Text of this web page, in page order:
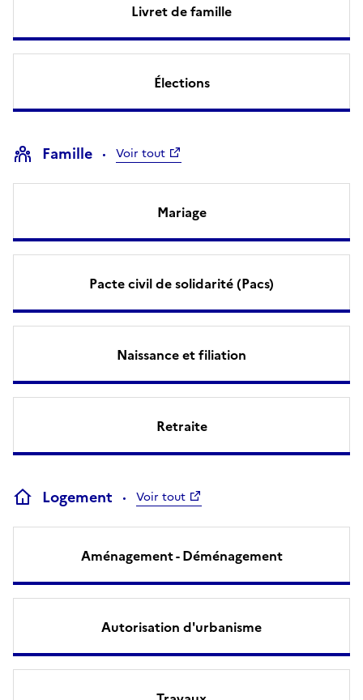
Livret de famille
Élections
Famille Voir tout
Mariage
Pacte civil de solidarité (Pacs)
Naissance et filiation
Retraite
Logement Voir tout
Aménagement - Déménagement
Autorisation d'urbanisme